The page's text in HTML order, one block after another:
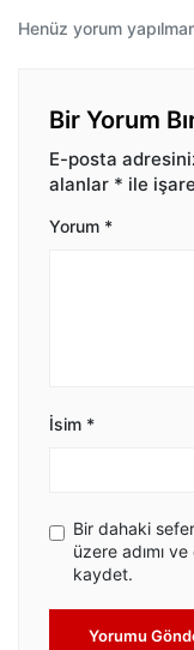
Henüz yorum
Bir Yorum
E-posta
alanlar * ile
Yorum *
İsim *
Bir dahaki
üzere adımı
kaydet.
Yorumu